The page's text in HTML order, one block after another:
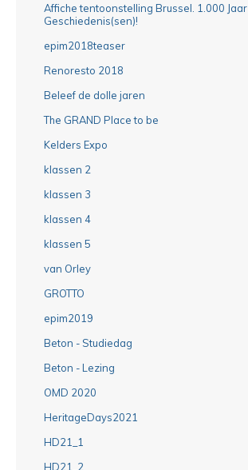
Affiche tentoonstelling Brussel. 1.000 Jaar
Geschiedenis(sen)!
epim2018teaser
Renoresto 2018
Beleef de dolle jaren
The GRAND Place to be
Kelders Expo
klassen 2
klassen 3
klassen 4
klassen 5
van Orley
GROTTO
epim2019
Beton - Studiedag
Beton - Lezing
OMD 2020
HeritageDays2021
HD21_1
HD21_2